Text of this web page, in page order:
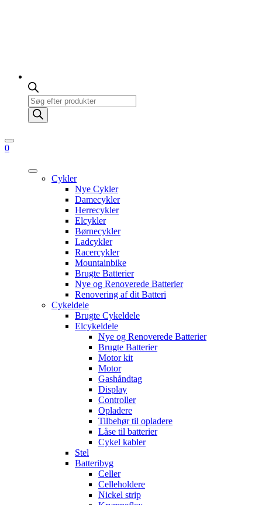
Products
search
0
Cykler
Nye Cykler
Damecykler
Herrecykler
Elcykler
Børnecykler
Ladcykler
Racercykler
Mountainbike
Brugte Batterier
Nye og Renoverede Batterier
Renovering af dit Batteri
Cykeldele
Brugte Cykeldele
Elcykeldele
Nye og Renoverede Batterier
Brugte Batterier
Motor kit
Motor
Gashåndtag
Display
Controller
Opladere
Tilbehør til opladere
Låse til batterier
Cykel kabler
Stel
Batteribyg
Celler
Celleholdere
Nickel strip